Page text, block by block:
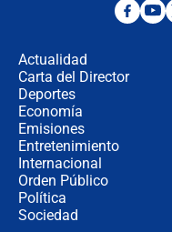
Actualidad
Carta del Director
Deportes
Economía
Emisiones
Entretenimiento
Internacional
Orden Público
Política
Sociedad